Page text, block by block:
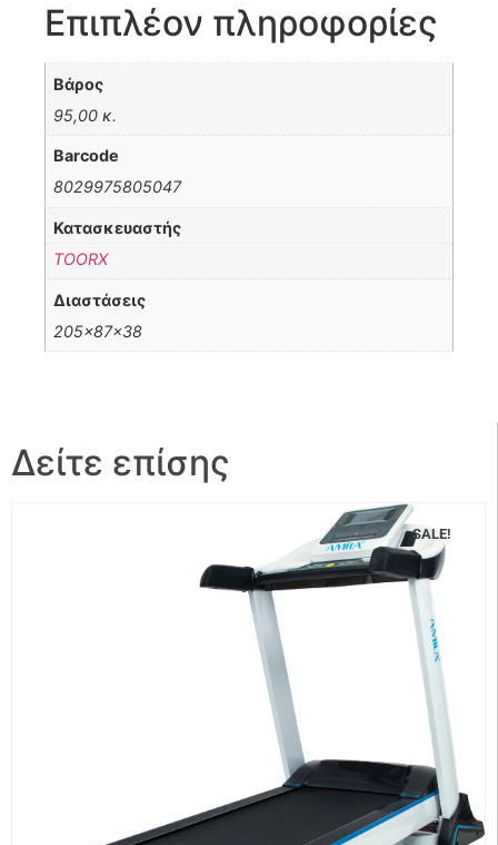
Δείτε επίσης
SALE!
Επιπλέον πληροφορίες
Βάρος
95,00 κ.
Barcode
8029975805047
Κατασκευαστής
TOORX
Διαστάσεις
205x87x38